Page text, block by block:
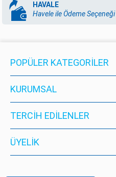
HAVALE
Havele ile Ödeme Seçeneği
POPÜLER KATEGORILER
KURUMSAL
TERCİH EDİLENLER
ÜYELIK